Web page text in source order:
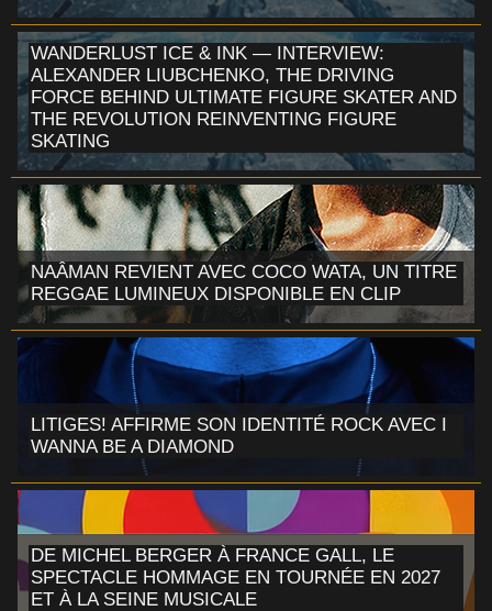
WANDERLUST ICE & INK — INTERVIEW:
ALEXANDER LIUBCHENKO, THE DRIVING
FORCE BEHIND ULTIMATE FIGURE SKATER AND
THE REVOLUTION REINVENTING FIGURE
SKATING
NAÂMAN REVIENT AVEC COCO WATA, UN TITRE
REGGAE LUMINEUX DISPONIBLE EN CLIP
LITIGES! AFFIRME SON IDENTITÉ ROCK AVEC I
WANNA BE A DIAMOND
DE MICHEL BERGER À FRANCE GALL, LE
SPECTACLE HOMMAGE EN TOURNÉE EN 2027
ET À LA SEINE MUSICALE